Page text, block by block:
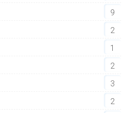
9
2
1
2
3
2